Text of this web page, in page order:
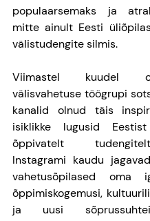
populaarsemaks ja
mitte ainult Eesti
välistudengite silmis.
Viimastel kuudel
välisvahetuse töögrupi
kanalid olnud täis
isiklikke lugusid
õppivatelt
Instagrami kaudu
vahetusõpilased oma
õppimiskogemusi,
ja uusi